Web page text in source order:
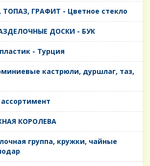
ГРАФИТ - Цветное стекло
ДОСКИ - БУК
- Турция
кастрюли, дуршлаг, таз,
КОРОЛЕВА
группа, кружки, чайные